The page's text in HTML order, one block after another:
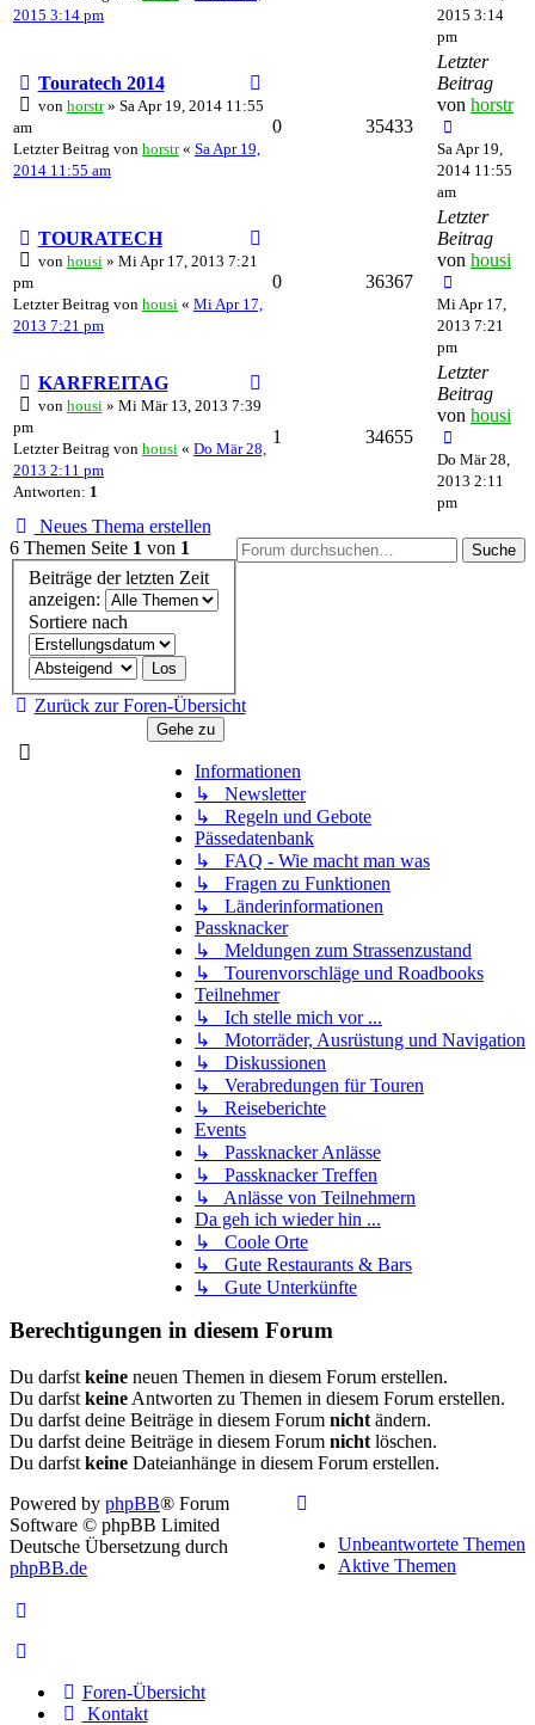
2015 3:14 pm
2015 3:14
pm
Touratech 2014
von horstr» Sa Apr 19, 2014 11:55
am
Letzter Beitrag von horstr« Sa Apr 19,
2014 11:55 am
0 35433
Letzter
Beitrag
von horstr
Sa Apr 19,
2014 11:55
am
TOURATECH
von housi » Mi Apr 17, 2013 7:21
pm
Letzter Beitrag von housi « Mi Apr 17,
2013 7:21 pm
0 36367
Letzter
Beitrag
von housi
Mi Apr 17,
2013 7:21
pm
KARFREITAG
von housi » Mi Mär 13, 2013 7:39
pm
Letzter Beitrag von housi « Do Mär 28,
2013 2:11 pm
Antworten: 1
1 34655
Letzter
Beitrag
von housi
Do Mär 28,
2013 2:11
pm
Neues Thema erstellen
Suche
6 Themen Seite 1 von 1
Beiträge der letzten Zeit
anzeigen:
Sortiere nach
Zurück zur Foren-Übersicht
Gehe zu
Informationen
↳ Newsletter
↳ Regeln und Gebote
Pässedatenbank
↳ FAQ - Wie macht man was
↳ Fragen zu Funktionen
↳ Länderinformationen
Passknacker
↳ Meldungen zum Strassenzustand
↳ Tourenvorschläge und Roadbooks
Teilnehmer
↳ Ich stelle mich vor ...
↳ Motorräder, Ausrüstung und Navigation
↳ Diskussionen
↳ Verabredungen für Touren
↳ Reiseberichte
Events
↳ Passknacker Anlässe
↳ Passknacker Treffen
↳ Anlässe von Teilnehmern
Da geh ich wieder hin ...
↳ Coole Orte
↳ Gute Restaurants & Bars
↳ Gute Unterkünfte
Berechtigungen in diesem Forum
Du darfst keine neuen Themen in diesem Forum erstellen.
Du darfst keine Antworten zu Themen in diesem Forum erstellen.
Du darfst deine Beiträge in diesem Forum nicht ändern.
Du darfst deine Beiträge in diesem Forum nicht löschen.
Du darfst keine Dateianhänge in diesem Forum erstellen.
Unbeantwortete Themen
Aktive Themen
Powered by phpBB® Forum
Software © phpBB Limited
Deutsche Übersetzung durch
phpBB.de
Foren-Übersicht
Kontakt